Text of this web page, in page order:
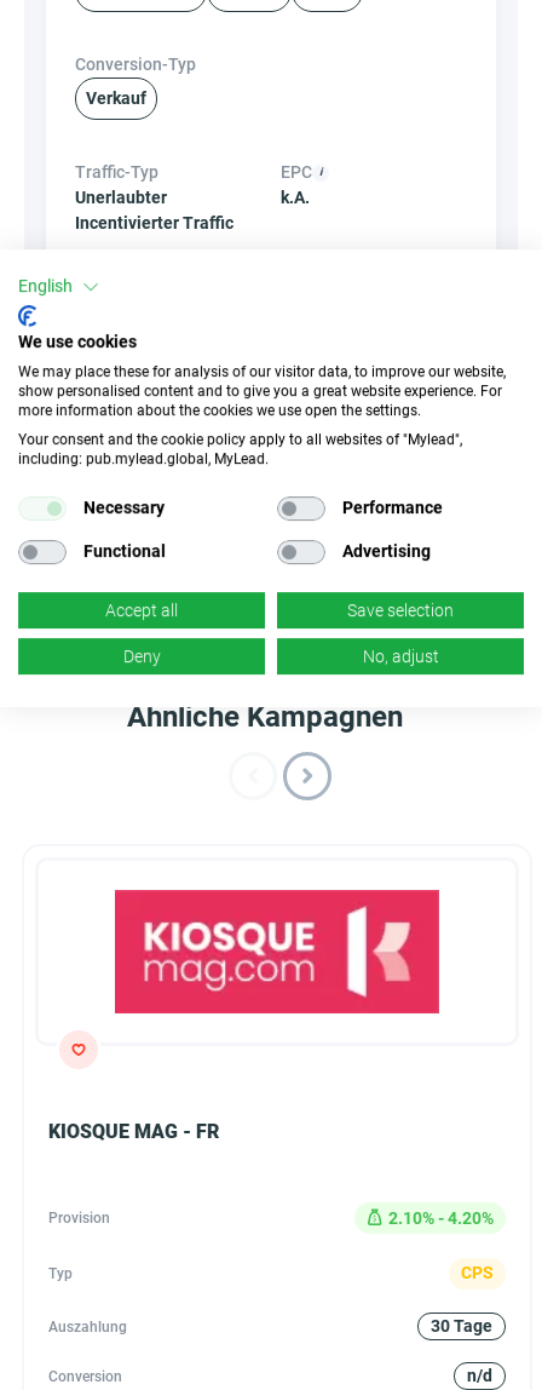
Conversion-Typ
Verkauf
Traffic-Typ
Unerlaubter
Incentivierter Traffic
EPC
k.A.
CR
Banner HideLink
Produkte
Gutscheine und
Aktionen
×Nein
Ähnliche Kampagnen
KIOSQUE MAG - FR
Provision 2.10% - 4.20%
Typ CPS
Auszahlung 30 Tage
Conversion n/d
English
We use cookies
We may place these for analysis of our visitor data, to improve our website,
show personalised content and to give you a great website experience. For
more information about the cookies we use open the settings.
Your consent and the cookie policy apply to all websites of "Mylead",
including: pub.mylead.global, MyLead.
Necessary Performance
Functional Advertising
Accept all Save selection
Deny No, adjust